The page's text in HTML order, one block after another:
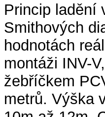
Princip ladění
Smithových
hodnotách
montáži INV-
žebříčkem
metrů. Výška